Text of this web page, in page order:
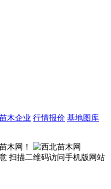
木企业 行情报价 基地图库
木网！
扫描二维码访问手机版网站